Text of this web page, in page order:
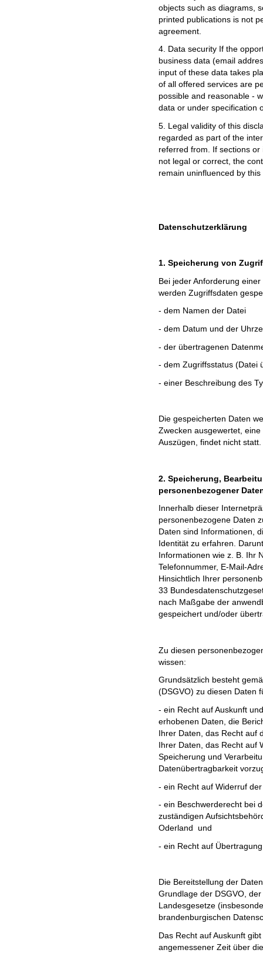
objects such as diagrams,
printed publications is not
agreement.
4. Data security If the
business data (email
input of these data takes
of all offered services are
possible and reasonable -
data or under specification
5. Legal validity of this
regarded as part of the
referred from. If sections
not legal or correct, the
remain uninfluenced by this
Datenschutzerklärung
1. Speicherung von
Bei jeder Anforderung
werden Zugriffsdaten
- dem Namen der Datei
- dem Datum und der
- der übertragenen
- dem Zugriffsstatus (Datei
- einer Beschreibung des
Die gespeicherten Daten
Zwecken ausgewertet,
Auszügen, findet nicht statt.
2. Speicherung,
personenbezogener
Innerhalb dieser
personenbezogene Daten
Daten sind Informationen,
Identität zu erfahren.
Informationen wie z. B. Ihr
Telefonnummer, E-Mail-
Hinsichtlich Ihrer
33
nach Maßgabe der
gespeichert und/oder
Zu diesen
wissen:
Grundsätzlich besteht
(DSGVO) zu diesen Daten
- ein Recht auf Auskunft
erhobenen Daten, die
Ihrer Daten, das Recht auf
Ihrer Daten, das Recht auf
Speicherung und
Datenübertragbarkeit
- ein Recht auf Widerruf
- ein Beschwerderecht bei
zuständigen
Oderland und
- ein Recht auf
Die Bereitstellung der
Grundlage der DSGVO,
Landesgesetze
brandenburgischen
Das Recht auf Auskunft
angemessener Zeit über